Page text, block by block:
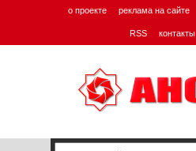
о проекте реклама на сайте
RSS контакты